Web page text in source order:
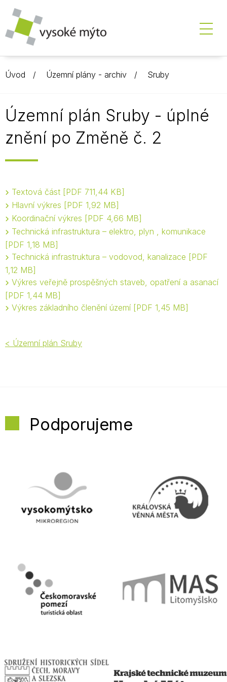
Úvod Územní plány - archiv Sruby
Územní plán Sruby - úplné
znění po Změně č. 2
Textová část PDF 711,44 KB
Hlavní výkres
PDF 1,92 MB
Koordinační výkres
PDF 4,66 MB
Technická infrastruktura – elektro, plyn , komunikace
PDF 1,18 MB
Technická infrastruktura – vodovod, kanalizace
PDF
1,12 MB
Výkres veřejně prospěšných staveb, opatření a asanací
PDF 1,44 MB
Výkres základního členění území PDF 1,45 MB
< Územní plán Sruby
Podporujeme